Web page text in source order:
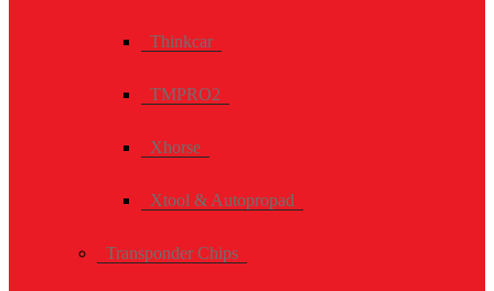
Thinkcar
TMPRO2
Xhorse
Xtool & Autopropad
Transponder Chips